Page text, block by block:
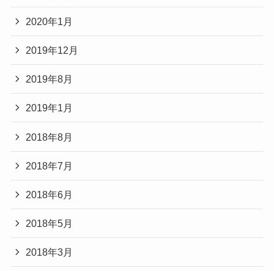
2020年1月
2019年12月
2019年8月
2019年1月
2018年8月
2018年7月
2018年6月
2018年5月
2018年3月